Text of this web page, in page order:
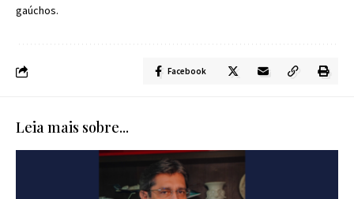
gaúchos.
Facebook
Leia mais sobre...